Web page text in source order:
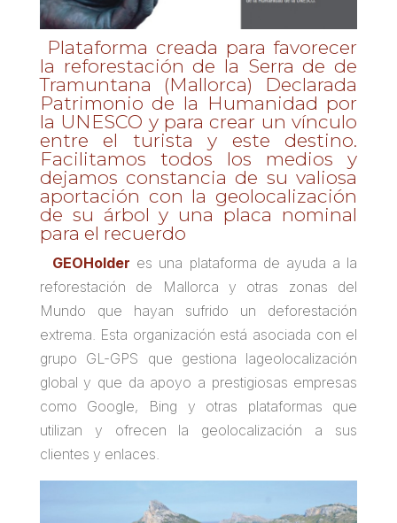
Plataforma creada para favorecer
la reforestación de la Serra de de
Tramuntana (Mallorca) Declarada
Patrimonio de la Humanidad por
la UNESCO y para crear un vínculo
entre el turista y este destino.
Facilitamos todos los medios y
dejamos constancia de su valiosa
aportación con la geolocalización
de su árbol y una placa nominal
para el recuerdo
GEOHolder es una plataforma de ayuda a la
reforestación de Mallorca y otras zonas del
Mundo que hayan sufrido un deforestación
extrema. Esta organización está asociada con el
grupo GL-GPS que gestiona lageolocalización
global y que da apoyo a prestigiosas empresas
como Google, Bing y otras plataformas que
utilizan y ofrecen la geolocalización
a sus
clientes y enlaces.